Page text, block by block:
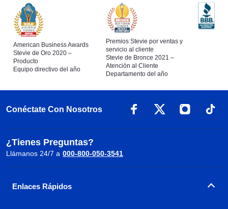
American Business Awards
Stevie de Oro 2020 –
Producto
Equipo directivo del año
Premios Stevie por ventas y
servicio al cliente
Stevie de Bronce 2021 –
Atención al Cliente
Departamento del año
Conéctate Con Nosotros
¿Tienes Preguntas?
Llámanos 24/7 a 000-800-050-3541
Enlaces Rápidos